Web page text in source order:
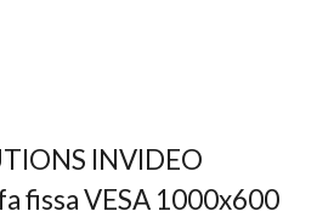
INVIDEO
fissa VESA 1000x600